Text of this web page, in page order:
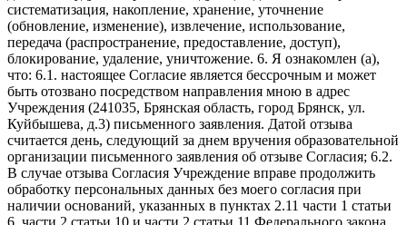
систематизация, накопление, хранение, уточнение
(обновление, изменение), извлечение, использование,
передача (распространение, предоставление, доступ),
блокирование, удаление, уничтожение. 6. Я ознакомлен (а),
что: 6.1. настоящее Согласие является бессрочным и может
быть отозвано посредством направления мною в адрес
Учреждения (241035, Брянская область, город Брянск, ул.
Куйбышева, д.3) письменного заявления. Датой отзыва
считается день, следующий за днем вручения образовательной
организации письменного заявления об отзыве Согласия; 6.2.
В случае отзыва Согласия Учреждение вправе продолжить
обработку персональных данных без моего согласия при
наличии оснований, указанных в пунктах 2.11 части 1 статьи